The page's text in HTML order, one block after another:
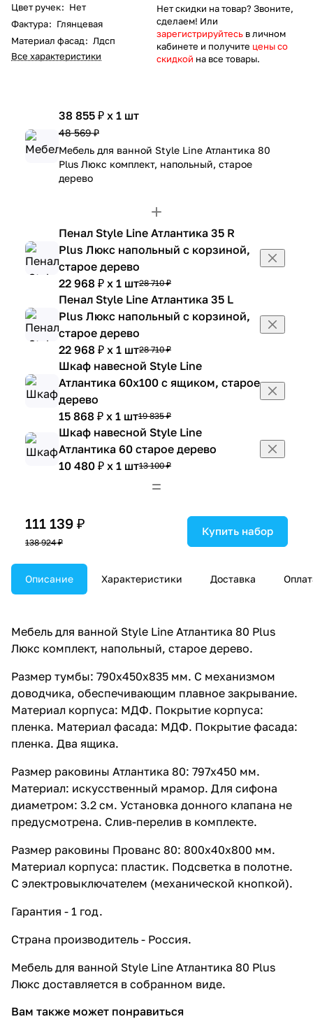
Цвет ручек: Нет
Фактура: Глянцевая
Материал фасад: Лдсп
Все характеристики
Нет скидки на товар? Звоните,
сделаем! Или
зарегистрируйтесь в личном
кабинете и получите цены со
скидкой на все товары.
38 855 ₽ x 1 шт
48 569 ₽
Мебель для ванной Style Line Атлантика 80
Plus Люкс комплект, напольный, старое
дерево
Пенал Style Line Атлантика 35 R
Plus Люкс напольный с корзиной,
старое дерево
22 968 ₽ x 1 шт28 710 ₽
Пенал Style Line Атлантика 35 L
Plus Люкс напольный с корзиной,
старое дерево
22 968 ₽ x 1 шт28 710 ₽
Шкаф навесной Style Line
Атлантика 60х100 с ящиком, старое
дерево
15 868 ₽ x 1 шт19 835 ₽
Шкаф навесной Style Line
Атлантика 60 старое дерево
10 480 ₽ x 1 шт13 100 ₽
111 139 ₽
138 924 ₽
Купить набор
Описание Характеристики Доставка
Мебель для ванной Style Line Атлантика 80 Plus
Люкс комплект, напольный, старое дерево.
Размер тумбы: 790x450x835 мм. С механизмом
доводчика, обеспечивающим плавное закрывание.
Материал корпуса: МДФ. Покрытие корпуса:
пленка. Материал фасада: МДФ. Покрытие фасада:
пленка. Два ящика.
Размер раковины Атлантика 80: 797x450 мм.
Материал: искусственный мрамор. Для сифона
диаметром: 3.2 см. Установка донного клапана не
предусмотрена. Слив-перелив в комплекте.
Размер раковины Прованс 80: 800x40x800 мм.
Материал корпуса: пластик. Подсветка в полотне.
С электровыключателем (механической кнопкой).
Гарантия - 1 год.
Страна производитель - Россия.
Мебель для ванной Style Line Атлантика 80 Plus
Люкс доставляется в собранном виде.
Вам также может понравиться